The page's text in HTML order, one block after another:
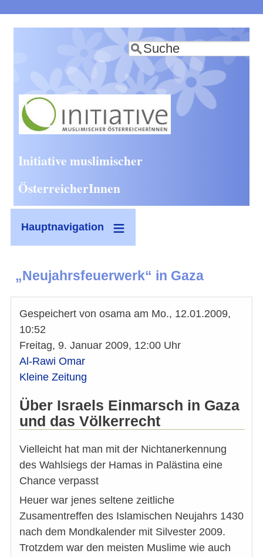
zum
Inhalt
Suche
Initiative muslimischer
ÖsterreicherInnen
Hauptnavigation
„Neujahrsfeuerwerk“ in Gaza
Gespeichert von osama am Mo., 12.01.2009,
10:52
Freitag, 9. Januar 2009, 12:00 Uhr
Al-Rawi Omar
Kleine Zeitung
Über Israels Einmarsch in Gaza
und das Völkerrecht
Vielleicht hat man mit der Nichtanerkennung
des Wahlsiegs der Hamas in Palästina eine
Chance verpasst
Heuer war jenes seltene zeitliche
Zusamentreffen des Islamischen Neujahrs 1430
nach dem Mondkalender mit Silvester 2009.
Trotzdem war den meisten Muslime wie auch